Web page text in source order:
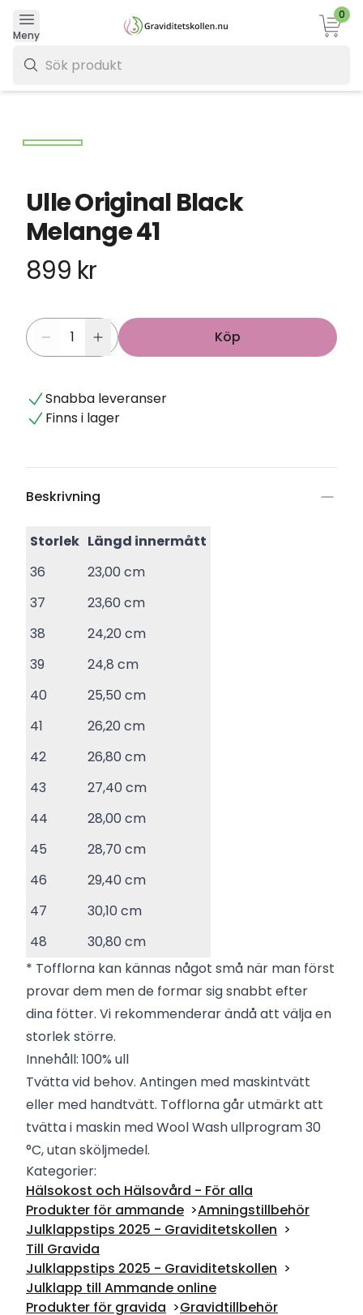
Meny
0
Ulle Original Black
Melange 41
899 kr
Köp
Snabba leveranser
Finns i lager
Beskrivning
Storlek Längd innermått
36
23,00 cm
37
23,60 cm
38
24,20 cm
39
24,8 cm
40
25,50 cm
41
26,20 cm
42
26,80 cm
43
27,40 cm
44
28,00 cm
45
28,70 cm
46
29,40 cm
47
30,10 cm
48
30,80 cm
* Tofflorna kan kännas något små när man först
provar dem men de formar sig snabbt efter
dina fötter. Vi rekommenderar ändå att välja en
storlek större.
Innehåll: 100% ull
Tvätta vid behov. Antingen med maskintvätt
eller med handtvätt. Tofflorna går utmärkt att
tvätta i maskin med Wool Wash ullprogram 30
°C, utan sköljmedel.
Kategorier:
Hälsokost och Hälsovård - För alla
Produkter för ammande
Amningstillbehör
Julklappstips 2025 - Graviditetskollen
Till Gravida
Julklappstips 2025 - Graviditetskollen
Julklapp till Ammande online
Produkter för gravida
Gravidtillbehör